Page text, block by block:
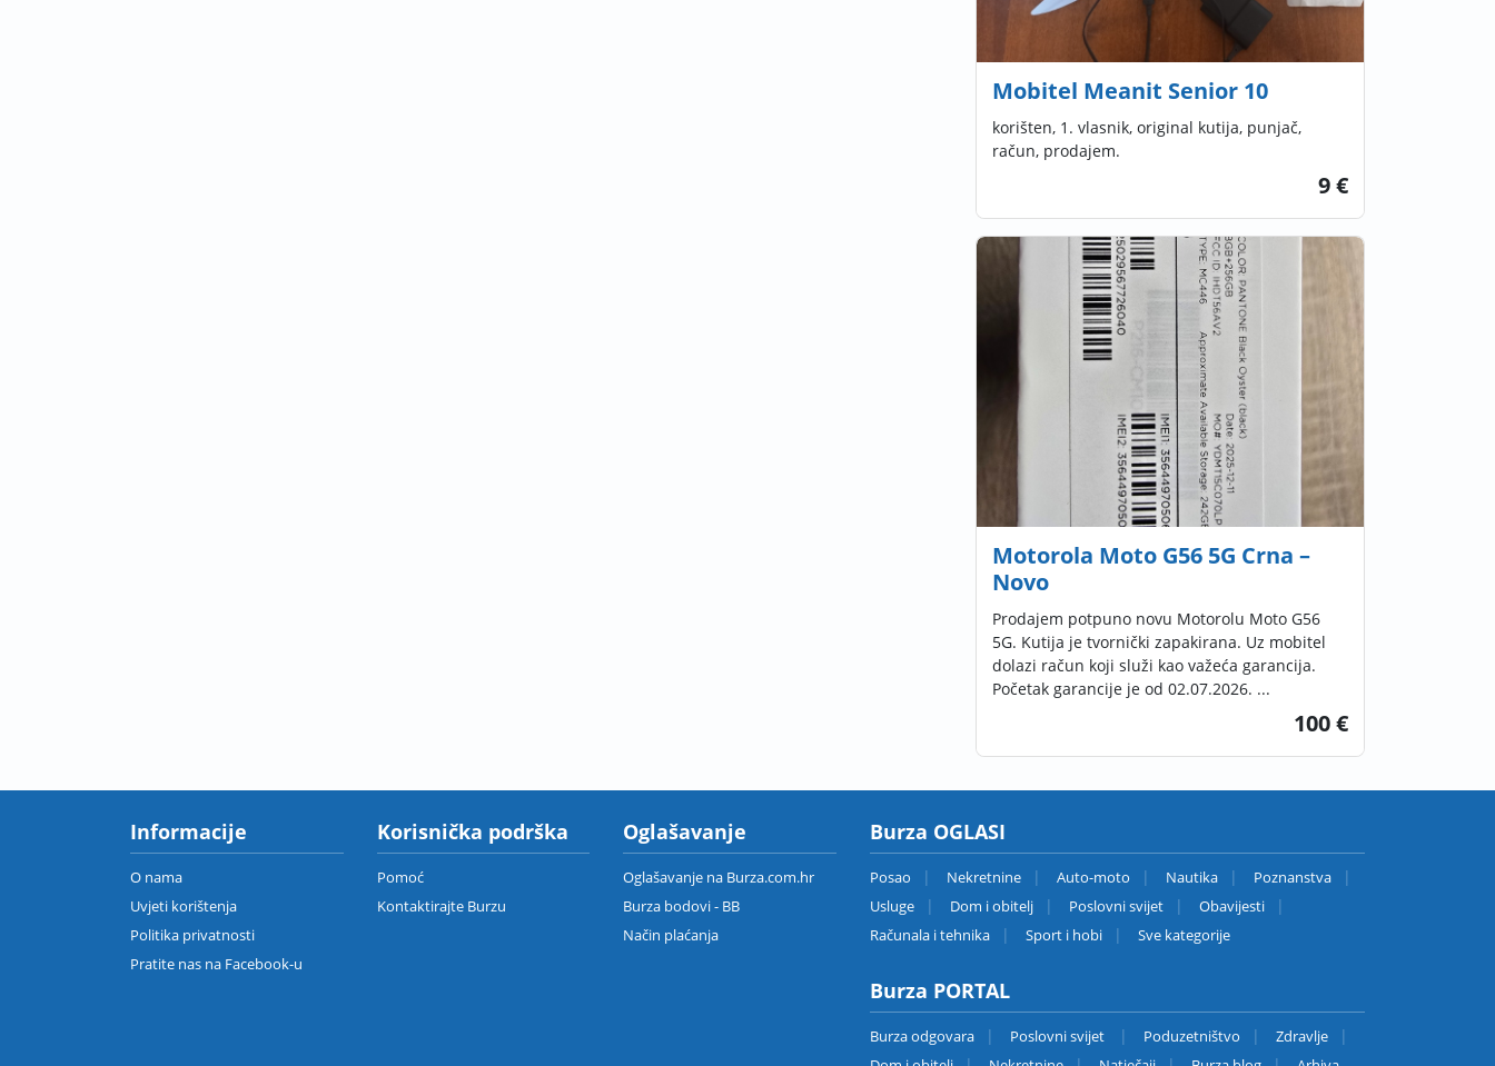
Mobitel Meanit Senior 10
korišten, 1. vlasnik, original kutija, punjač,
račun, prodajem.
9 €
Motorola Moto G56 5G Crna –
Novo
Prodajem potpuno novu Motorolu Moto G56
5G. Kutija je tvornički zapakirana. Uz mobitel
dolazi račun koji služi kao važeća garancija.
Početak garancije je od 02.07.2026. ...
100 €
Informacije
O nama
Uvjeti korištenja
Politika privatnosti
Pratite nas na Facebook-u
Korisnička podrška
Pomoć
Kontaktirajte Burzu
Oglašavanje
Oglašavanje na Burza.com.hr
Burza bodovi - BB
Način plaćanja
Burza OGLASI
Posao Nekretnine Auto-moto Nautika
Poznanstva
Usluge
Dom i obitelj Poslovni svijet
Obavijesti
Računala i tehnika
Sport i hobi Sve kategorije
Burza PORTAL
Burza odgovara Poslovni svijet Poduzetništvo
Zdravlje